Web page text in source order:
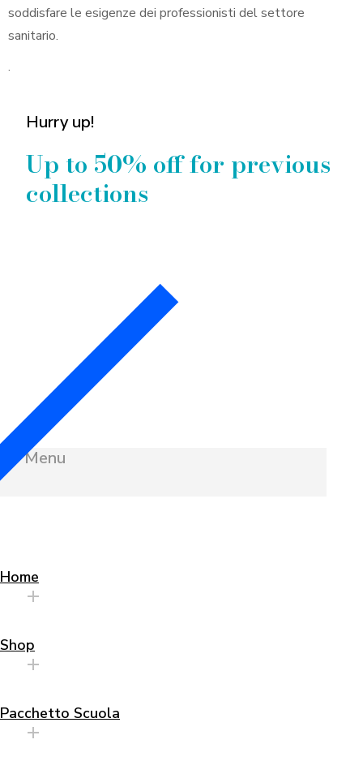
soddisfare le esigenze dei professionisti del settore
sanitario.
.
Hurry up!
Up to 50% off for previous
collections
Menu
Home
Shop
Pacchetto Scuola